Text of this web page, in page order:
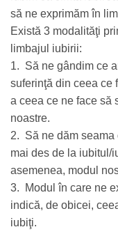
să ne exprimăm în
Există 3 modalităţi
limbajul iubirii:
1. Să ne gândim ce
suferinţă din ceea ce
a ceea ce ne face să
noastre.
2. Să ne dăm seama
mai des de la iubitul/
asemenea, modul
3. Modul în care ne
indică, de obicei,
iubiţi.